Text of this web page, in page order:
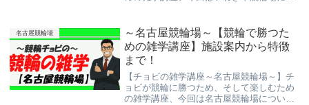
事！これを機にもっと競輪を知ってより楽
しんで下さい。
名古屋競輪場
～名古屋競輪場～【競輪で勝つた
めの雑学講座】施設案内から特徴
まで！
【チョビの雑学講座～名古屋競輪場～】チ
ョビが競輪に勝つため、そして楽しむため
の雑学講座、今回は名古屋競輪場について